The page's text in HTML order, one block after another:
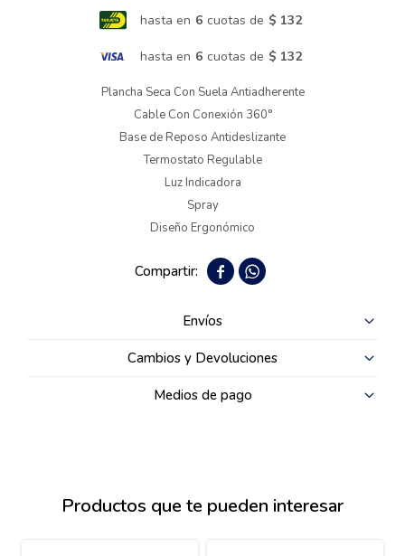
hasta en 6 cuotas de $ 132
hasta en 6 cuotas de $ 132
Plancha Seca Con Suela Antiadherente
Cable Con Conexión 360°
Base de Reposo Antideslizante
Termostato Regulable
Luz Indicadora
Spray
Diseño Ergonómico
 
Envíos
Cambios y Devoluciones
Medios de pago
Productos que te pueden interesar
Bicicletas y más